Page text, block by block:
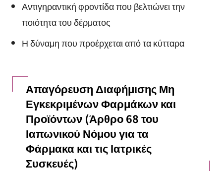
Αντιγηραντική φροντίδα που βελτιώνει την
ποιότητα του δέρματος
Η δύναμη που προέρχεται από τα κύτταρα
Απαγόρευση Διαφήμισης Μη
Εγκεκριμένων Φαρμάκων και
Προϊόντων (Άρθρο 68 του
Ιαπωνικού Νόμου για τα
Φάρμακα και τις Ιατρικές
Συσκευές)